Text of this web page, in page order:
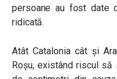
persoane au fost date
ridicată.
Atât Catalonia cât și
Roșu, existând riscul